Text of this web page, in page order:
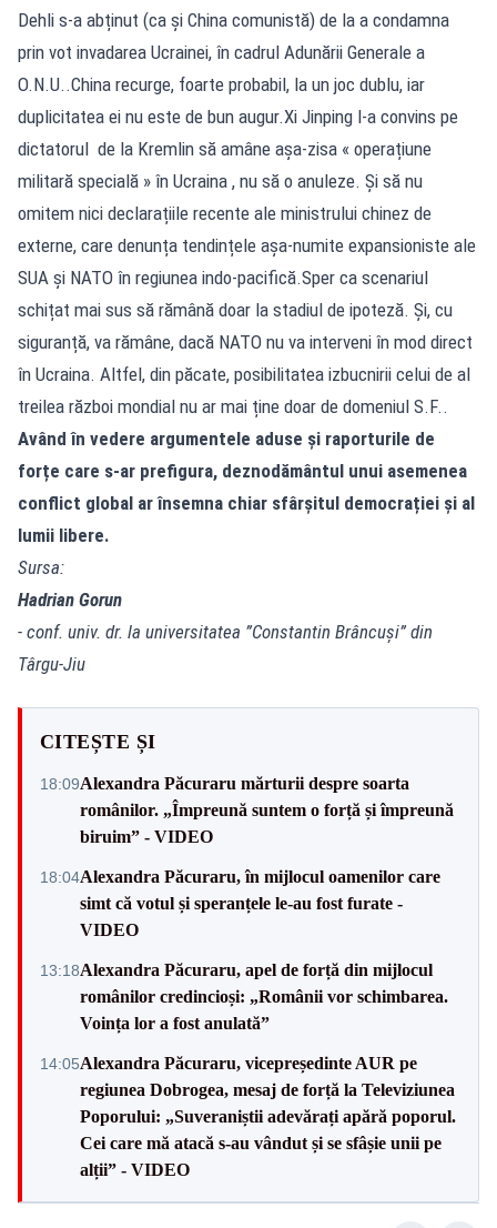
Dehli s-a abținut (ca și China comunistă) de la a condamna
prin vot invadarea Ucrainei, în cadrul Adunării Generale a
O.N.U..China recurge, foarte probabil, la un joc dublu, iar
duplicitatea ei nu este de bun augur.Xi Jinping l-a convins pe
dictatorul de la Kremlin să amâne așa-zisa « operațiune
militară specială » în Ucraina , nu să o anuleze. Și să nu
omitem nici declarațiile recente ale ministrului chinez de
externe, care denunța tendințele așa-numite expansioniste ale
SUA și NATO în regiunea indo-pacifică.Sper ca scenariul
schițat mai sus să rămână doar la stadiul de ipoteză. Și, cu
siguranță, va rămâne, dacă NATO nu va interveni în mod direct
în Ucraina. Altfel, din păcate, posibilitatea izbucnirii celui de al
treilea război mondial nu ar mai ține doar de domeniul S.F..
Având în vedere argumentele aduse și raporturile de
forțe care s-ar prefigura, deznodământul unui asemenea
conflict global ar însemna chiar sfârșitul democrației și al
lumii libere.
Sursa:
Hadrian Gorun
- conf. univ. dr. la universitatea ”Constantin Brâncuși” din
Târgu-Jiu
CITEȘTE ȘI
18:09Alexandra Păcuraru mărturii despre soarta
românilor. „Împreună suntem o forță și împreună
biruim” - VIDEO
18:04Alexandra Păcuraru, în mijlocul oamenilor care
simt că votul și speranțele le-au fost furate -
VIDEO
13:18Alexandra Păcuraru, apel de forță din mijlocul
românilor credincioși: „Românii vor schimbarea.
Voința lor a fost anulată”
14:05Alexandra Păcuraru, vicepreședinte AUR pe
regiunea Dobrogea, mesaj de forță la Televiziunea
Poporului: „Suveraniștii adevărați apără poporul.
Cei care mă atacă s-au vândut și se sfâșie unii pe
alții” - VIDEO